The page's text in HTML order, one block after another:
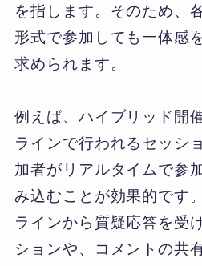
を指します。そのため、
形式で参加しても一体感
求められます。
例えば、ハイブリッド開
ラインで行われるセッシ
加者がリアルタイムで参
み込むことが効果的です
ラインから質疑応答を受
ションや、コメントの共